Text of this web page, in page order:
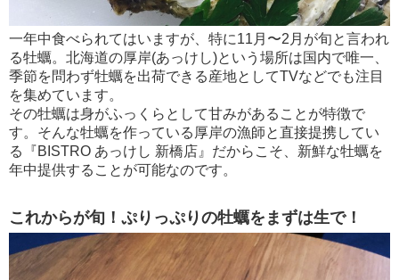
一年中食べられてはいますが、特に11月〜2月が旬と言われ
る牡蠣。北海道の厚岸(あっけし)という場所は国内で唯一、
季節を問わず牡蠣を出荷できる産地としてTVなどでも注目
を集めています。
その牡蠣は身がふっくらとして甘みがあることが特徴で
す。そんな牡蠣を作っている厚岸の漁師と直接提携してい
る『BISTRO あっけし 新橋店』だからこそ、新鮮な牡蠣を
年中提供することが可能なのです。
これからが旬！ぷりっぷりの牡蠣をまずは生で！